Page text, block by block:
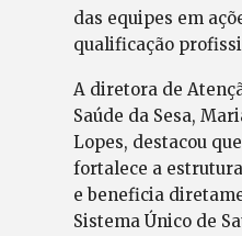
das equipes em
qualificação
A diretora de
Saúde da Sesa,
Lopes, destacou
fortalece a
e beneficia
Sistema Único de